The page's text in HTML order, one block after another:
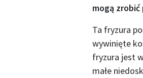
mogą
Ta fryzura
wywinięte
fryzura jest
małe